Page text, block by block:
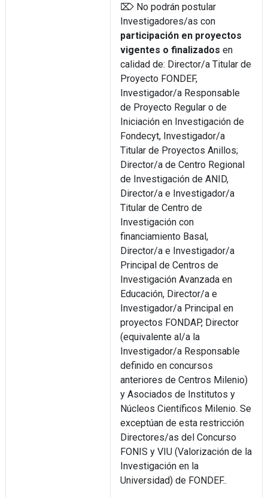
⌦ No podrán postular
Investigadores/as con
participación en proyectos
vigentes o finalizados en
calidad de: Director/a Titular de
Proyecto FONDEF,
Investigador/a Responsable
de Proyecto Regular o de
Iniciación en Investigación de
Fondecyt, Investigador/a
Titular de Proyectos Anillos;
Director/a de Centro Regional
de Investigación de ANID,
Director/a e Investigador/a
Titular de Centro de
Investigación con
financiamiento Basal,
Director/a e Investigador/a
Principal de Centros de
Investigación Avanzada en
Educación, Director/a e
Investigador/a Principal en
proyectos FONDAP, Director
(equivalente al/a la
Investigador/a Responsable
definido en concursos
anteriores de Centros Milenio)
y Asociados de Institutos y
Núcleos Científicos Milenio. Se
exceptúan de esta restricción
Directores/as del Concurso
FONIS y VIU (Valorización de la
Investigación en la
Universidad) de FONDEF..